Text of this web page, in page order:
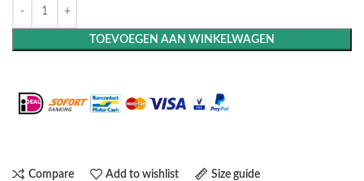
TOEVOEGEN AAN WINKELWAGEN
Compare Add to wishlist Size guide